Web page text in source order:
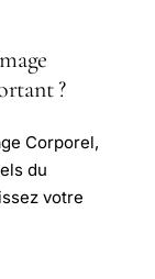
?
Corporel,
du
votre